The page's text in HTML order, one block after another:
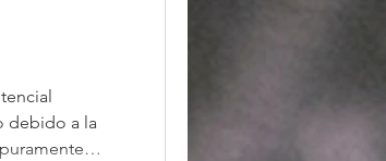
debido a la